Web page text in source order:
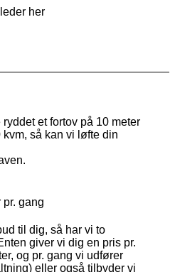
her
et fortov på 10 meter
så kan vi løfte din
gang
til dig, så har vi to
giver vi dig en pris pr.
og pr. gang vi udfører
eller også tilbyder vi